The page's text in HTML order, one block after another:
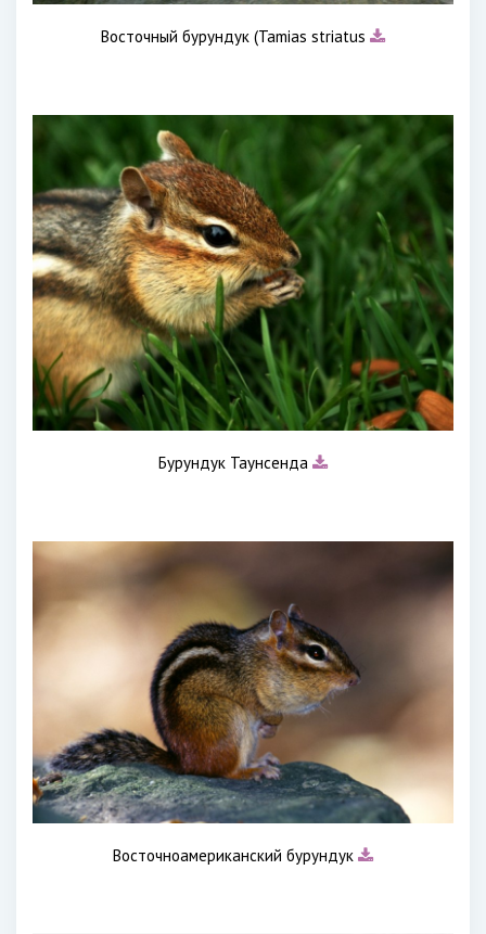
Восточный бурундук (Tamias striatus
Бурундук Таунсенда
Восточноамериканский бурундук